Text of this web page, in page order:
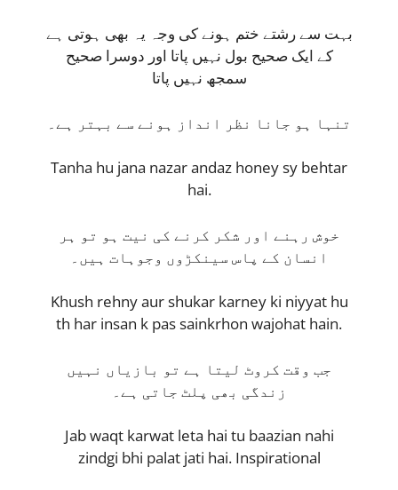
بہت سے رشتے ختم ہونے کی وجہ یہ بھی ہوتی ہے
کے ایک صحیح بول نہیں پاتا اور دوسرا صحیح
سمجھ نہیں پاتا
تنہا ہو جانا نظر انداز ہونے سے بہتر ہے۔
Tanha hu jana nazar andaz honey sy behtar
hai.
خوش رہنے اور شکر کرنے کی نیت ہو تو ہر
انسان کے پاس سینکڑوں وجوہات ہیں۔
Khush rehny aur shukar karney ki niyyat hu
th har insan k pas sainkrhon wajohat hain.
جب وقت کروٹ لیتا ہے تو بازیاں نہیں
زندگی بھی پلٹ جاتی ہے۔
Jab waqt karwat leta hai tu baazian nahi
zindgi bhi palat jati hai. Inspirational